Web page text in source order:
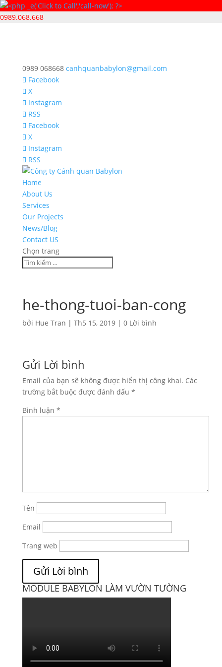
0989.068.668
0989 068668 canhquanbabylon@gmail.com
Facebook
X
Instagram
RSS
Facebook
X
Instagram
RSS
Home
About Us
Services
Our Projects
News/Blog
Contact US
Chọn trang
he-thong-tuoi-ban-cong
bởi Hue Tran | Th5 15, 2019| 0 Lời bình
Gửi Lời bình
Email của bạn sẽ không được hiển thị công khai. Các
trường bắt buộc được đánh dấu *
Bình luận *
Tên
Email
Trang web
MODULE BABYLON LÀM VƯỜN TƯỜNG